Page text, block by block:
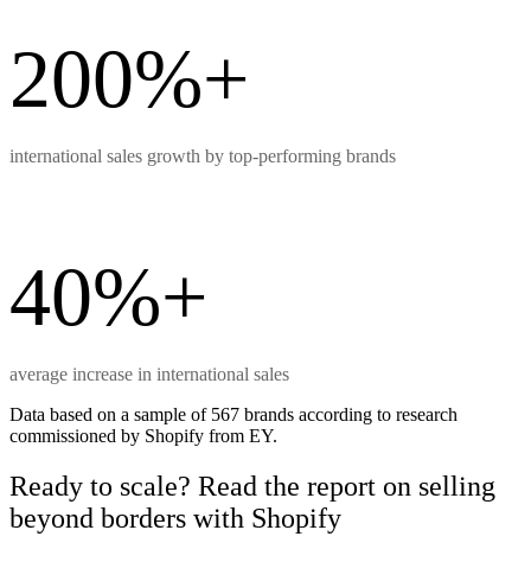
200%+
international sales growth by top-performing brands
40%+
average increase in international sales
Data based on a sample of 567 brands according to research
commissioned by Shopify from EY.
Ready to scale? Read the report on selling
beyond borders with Shopify